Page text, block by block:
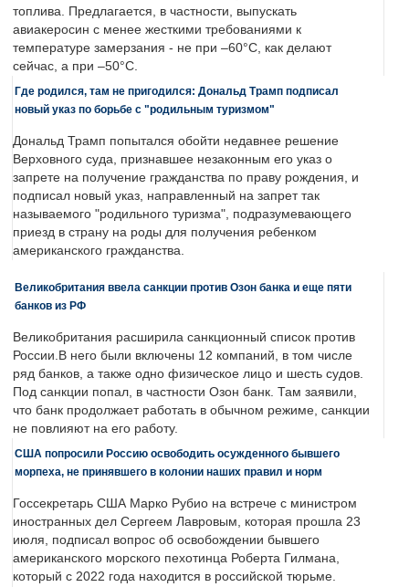
топлива. Предлагается, в частности, выпускать
авиакеросин с менее жесткими требованиями к
температуре замерзания - не при –60°C, как делают
сейчас, а при –50°C.
Где родился, там не пригодился: Дональд Трамп подписал
новый указ по борьбе с "родильным туризмом"
Дональд Трамп попытался обойти недавнее решение
Верховного суда, признавшее незаконным его указ о
запрете на получение гражданства по праву рождения, и
подписал новый указ, направленный на запрет так
называемого "родильного туризма", подразумевающего
приезд в страну на роды для получения ребенком
американского гражданства.
Великобритания ввела санкции против Озон банка и еще пяти
банков из РФ
Великобритания расширила санкционный список против
России.В него были включены 12 компаний, в том числе
ряд банков, а также одно физическое лицо и шесть судов.
Под санкции попал, в частности Озон банк. Там заявили,
что банк продолжает работать в обычном режиме, санкции
не повлияют на его работу.
США попросили Россию освободить осужденного бывшего
морпеха, не принявшего в колонии наших правил и норм
Госсекретарь США Марко Рубио на встрече с министром
иностранных дел Сергеем Лавровым, которая прошла 23
июля, подписал вопрос об освобождении бывшего
американского морского пехотинца Роберта Гилмана,
который с 2022 года находится в российской тюрьме.